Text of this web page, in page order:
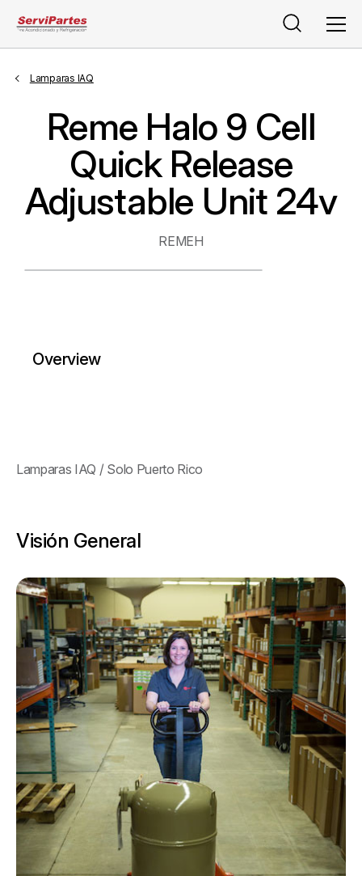
Buscar
Lamparas IAQ
Reme Halo 9 Cell
Quick Release
Adjustable Unit 24v
REMEH
Overview
Lamparas IAQ / Solo Puerto Rico
Visión General